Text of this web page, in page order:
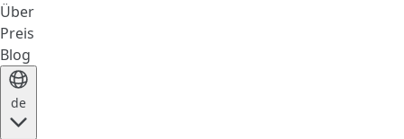
Über
Preis
Blog
de